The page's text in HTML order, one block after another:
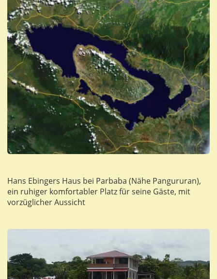
Hans Ebingers Haus bei Parbaba (Nähe Pangururan),
ein ruhiger komfortabler Platz für seine Gäste, mit
vorzüglicher Aussicht